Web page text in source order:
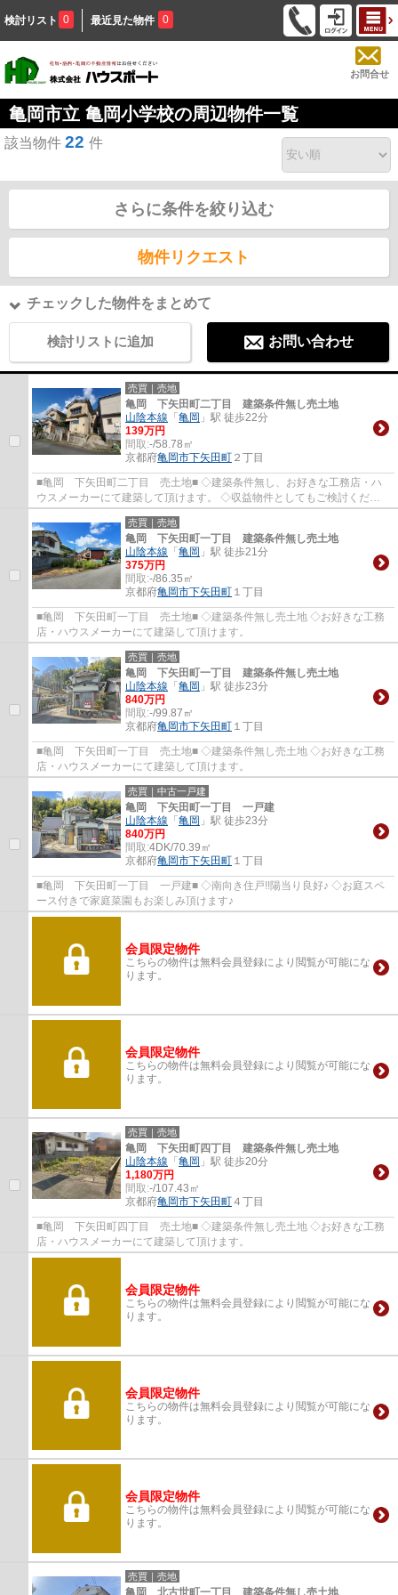
検討リスト 0 最近見た物件 0
お問合せ
亀岡市立 亀岡小学校の周辺物件一覧
該当物件 22 件
さらに条件を絞り込む
物件リクエスト
チェックした物件をまとめて
検討リストに追加 お問い合わせ
売買｜売地
亀岡 下矢田町二丁目 建築条件無し売土地
山陰本線 「亀岡 」駅 徒歩22分
139万円
間取:-/58.78㎡
京都府亀岡市下矢田町 ２丁目
■亀岡 下矢田町二丁目 売土地■ ◇建築条件無し、お好きな工務店・ハ
ウスメーカーにて建築して頂けます。 ◇収益物件としてもご検討くださ
い。
売買｜売地
亀岡 下矢田町一丁目 建築条件無し売土地
山陰本線 「亀岡 」駅 徒歩21分
375万円
間取:-/86.35㎡
京都府亀岡市下矢田町 １丁目
■亀岡 下矢田町一丁目 売土地■ ◇建築条件無し売土地 ◇お好きな工務
店・ハウスメーカーにて建築して頂けます。
売買｜売地
亀岡 下矢田町一丁目 建築条件無し売土地
山陰本線 「亀岡 」駅 徒歩23分
840万円
間取:-/99.87㎡
京都府亀岡市下矢田町 １丁目
■亀岡 下矢田町一丁目 売土地■ ◇建築条件無し売土地 ◇お好きな工務
店・ハウスメーカーにて建築して頂けます。
売買｜中古一戸建
亀岡 下矢田町一丁目 一戸建
山陰本線 「亀岡 」駅 徒歩23分
840万円
間取:4DK/70.39㎡
京都府亀岡市下矢田町 １丁目
■亀岡 下矢田町一丁目 一戸建■ ◇南向き住戸!!陽当り良好♪ ◇お庭スペ
ース付きで家庭菜園もお楽しみ頂けます♪
会員限定物件
こちらの物件は無料会員登録により閲覧が可能にな
ります。
会員限定物件
こちらの物件は無料会員登録により閲覧が可能にな
ります。
売買｜売地
亀岡 下矢田町四丁目 建築条件無し売土地
山陰本線 「亀岡 」駅 徒歩20分
1,180万円
間取:-/107.43㎡
京都府亀岡市下矢田町 ４丁目
■亀岡 下矢田町四丁目 売土地■ ◇建築条件無し売土地 ◇お好きな工務
店・ハウスメーカーにて建築して頂けます。
会員限定物件
こちらの物件は無料会員登録により閲覧が可能にな
ります。
会員限定物件
こちらの物件は無料会員登録により閲覧が可能にな
ります。
会員限定物件
こちらの物件は無料会員登録により閲覧が可能にな
ります。
売買｜売地
亀岡 北古世町一丁目 建築条件無し売土地